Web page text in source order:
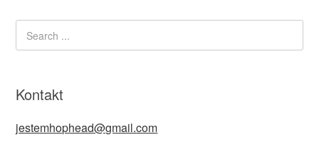
Kontakt
jestemhophead@gmail.com